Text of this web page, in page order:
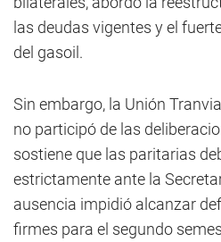
las deudas vigentes y el
del gasoil.
Sin embargo, la Unión
no participó de las
sostiene que las paritarias
estrictamente ante la
ausencia impidió alcanzar
firmes para el segundo